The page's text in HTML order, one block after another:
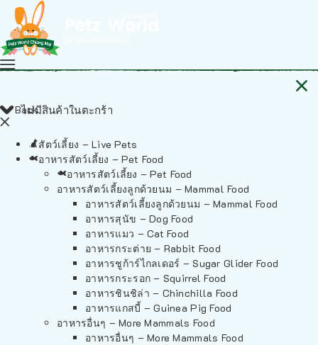
ไม่มีสินค้าในตะกร้า
Back
สัตว์เลี้ยง – Live Pets
อาหารสัตว์เลี้ยง – Pet Food
อาหารสัตว์เลี้ยง – Pet Food
อาหารสัตว์เลี้ยงลูกด้วยนม – Mammal Food
อาหารสัตว์เลี้ยงลูกด้วยนม – Mammal Food
อาหารสุนัข – Dog Food
อาหารแมว – Cat Food
อาหารกระต่าย – Rabbit Food
อาหารชูก้าร์ไกลเดอร์ – Sugar Glider Food
อาหารกระรอก – Squirrel Food
อาหารชินชิล่า – Chinchilla Food
อาหารแกสบี้ – Guinea Pig Food
อาหารอื่นๆ – More Mammals Food
อาหารอื่นๆ – More Mammals Food